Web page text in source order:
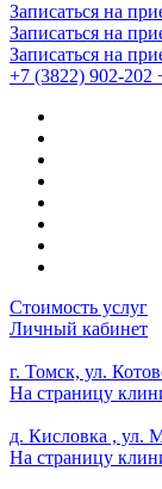
Записаться на
Записаться на
Записаться на
+7 (3822) 902-202
Стоимость услуг
Личный кабинет
г. Томск, ул.
На страницу
д. Кисловка , ул.
На страницу